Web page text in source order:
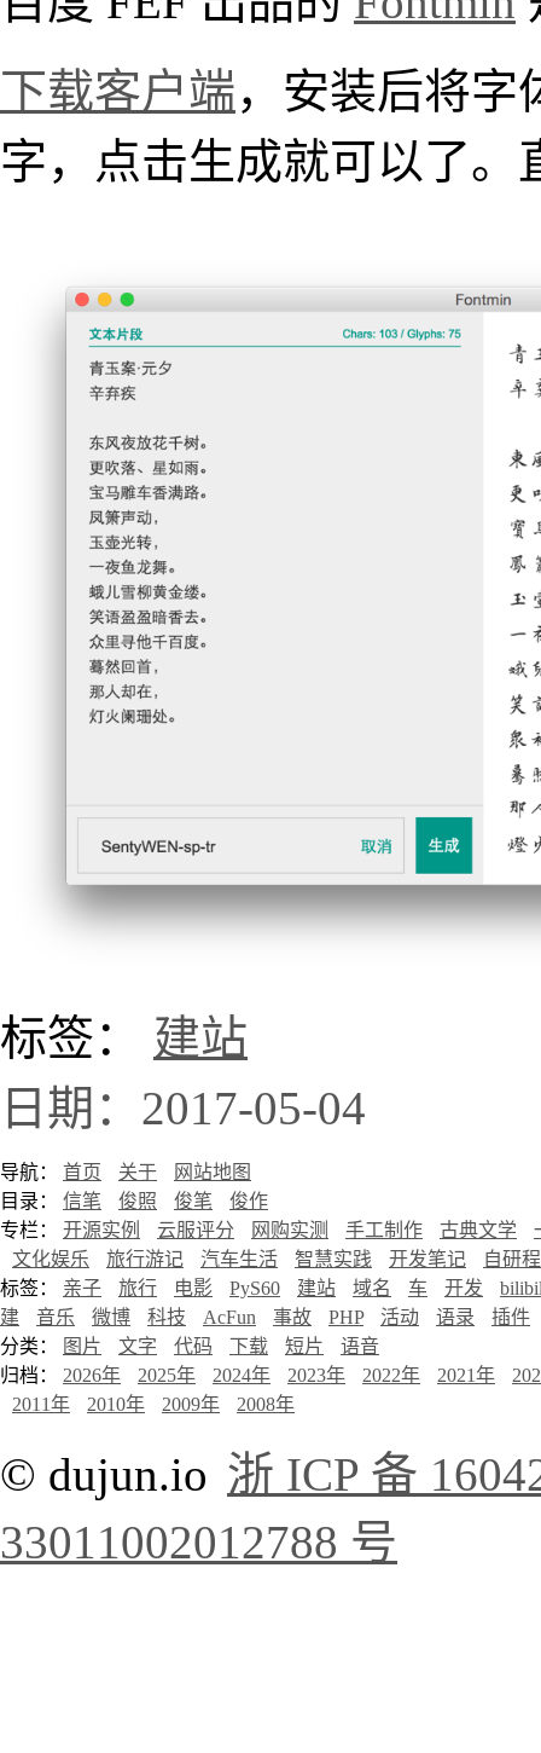
下载客户端，安装后将字
字，点击生成就可以了。
标签： 建站
日期：2017-05-04
导航： 首页 关于
网站地图
目录： 信笔 俊照 俊笔
俊作
专栏： 开源实例 云服评分 网购实测 手工制作 古典文学
文化娱乐
旅行游记 汽车生活 智慧实践 开发笔记
自研
标签： 亲子 旅行 电影 PyS60 建站 域名 车 开发
建
音乐 微博 科技 AcFun 事故 PHP 活动 语录
插件
分类：
图片 文字 代码 下载 短片
语音
归档： 2026年 2025年 2024年 2023年 2022年 2021年
2011年
2010年 2009年 2008年
© dujun.io 浙 ICP 备
33011002012788 号